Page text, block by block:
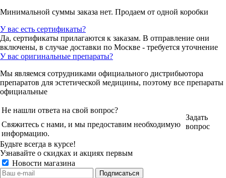
Минимальной суммы заказа нет. Продаем от одной коробки
У вас есть сертификаты?
Да, сертификаты прилагаются к заказам. В отправление они
включены, в случае доставки по Москве - требуется уточнение
У вас оригинальные препараты?
Мы являемся сотрудниками официального дистрибьютора
препаратов для эстетической медицины, поэтому все препараты
официальные
Не нашли ответа на свой вопрос?
Свяжитесь с нами, и мы предоставим необходимую
информацию.
Задать
вопрос
Будьте всегда в курсе!
Узнавайте о скидках и акциях первым
Новости магазина